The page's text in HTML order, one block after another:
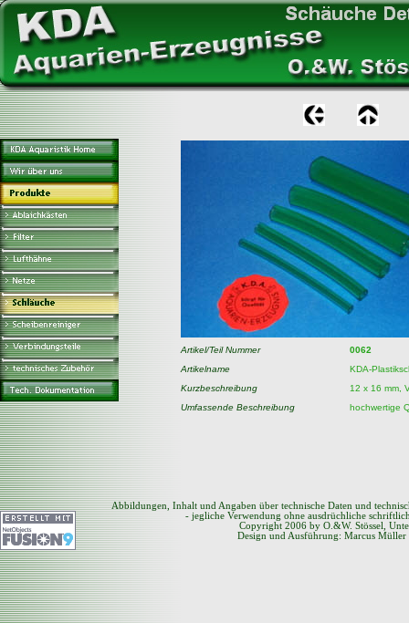
Artikel/Teil Nummer
0062
Artikelname
KDA-
Kurzbeschreibung
12 x 16 mm,
Umfassende Beschreibung
hochwertige
Abbildungen, Inhalt und Angaben über technische Daten und
- jegliche Verwendung ohne ausdrüchliche
Copyright 2006 by O.&W. Stössel,
Design und Ausführung: Marcus